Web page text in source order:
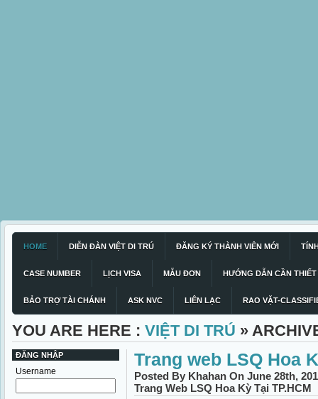
HOME DIỄN ĐÀN VIỆT DI TRÚ ĐĂNG KÝ THÀNH VIÊN MỚI
CASE NUMBER LỊCH VISA MẪU ĐƠN HƯỚNG DẪN CẦN THIẾT
BẢO TRỢ TÀI CHÁNH ASK NVC LIÊN LẠC RAO VẶT-
YOU ARE HERE : VIỆT DI TRÚ »
ĐĂNG NHẬP
Username
Trang web LSQ Hoa
Posted By Khahan On June 28th,
Trang Web LSQ Hoa Kỳ Tại TP.HCM